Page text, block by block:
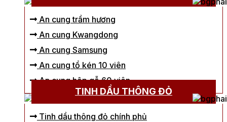
An cung trầm hương
An cung Kwangdong
An cung Samsung
An cung tổ kén 10 viên
An cung hộp gỗ 60 viên
TINH DẦU THÔNG ĐỎ
Tinh dầu thông đỏ chính phủ